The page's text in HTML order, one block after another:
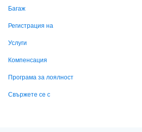
Багаж
Регистрация на
Услуги
Компенсация
Програма за лоялност
Свържете се с